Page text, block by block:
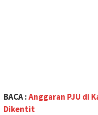
BACA :Anggaran PJU di
Dikentit